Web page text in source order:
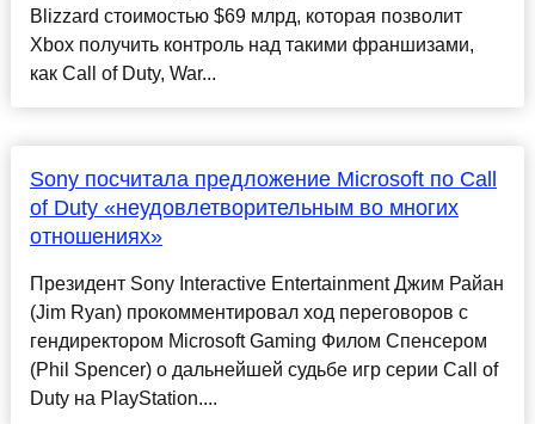
Blizzard стоимостью $69 млрд, которая позволит
Xbox получить контроль над такими франшизами,
как Call of Duty, War...
Sony посчитала предложение Microsoft по Call
of Duty «неудовлетворительным во многих
отношениях»
Президент Sony Interactive Entertainment Джим Райан
(Jim Ryan) прокомментировал ход переговоров с
гендиректором Microsoft Gaming Филом Спенсером
(Phil Spencer) о дальнейшей судьбе игр серии Call of
Duty на PlayStation....